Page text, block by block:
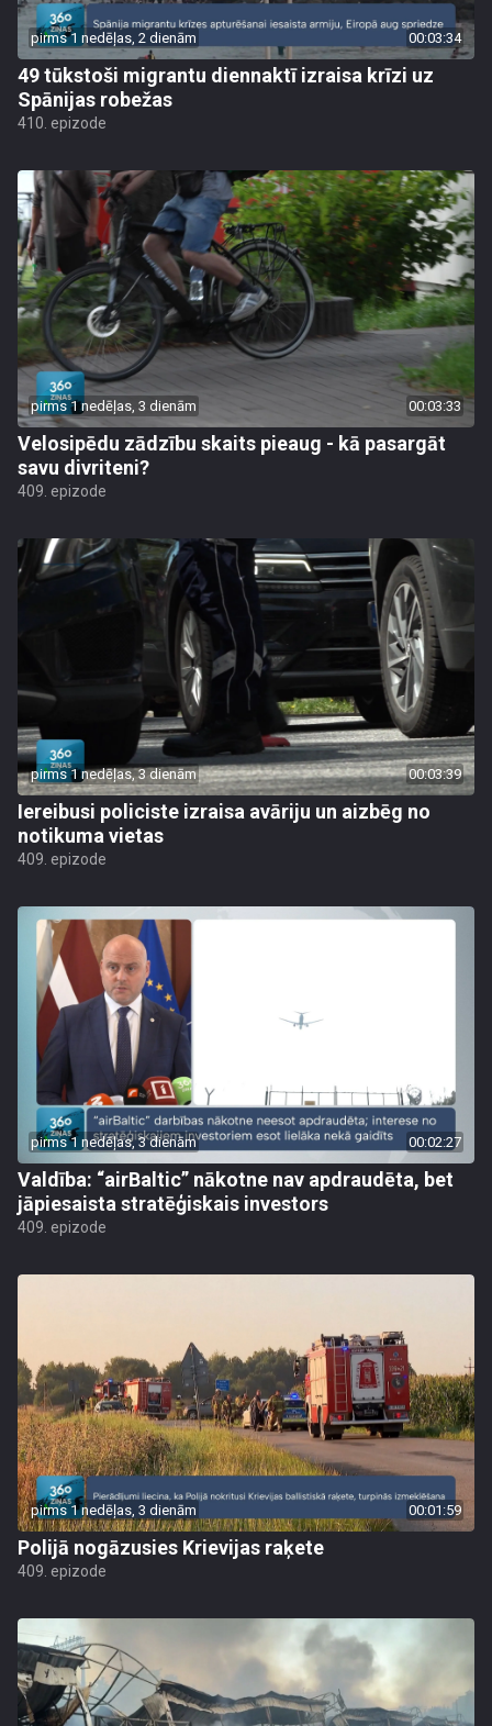
pirms 1 nedēļas, 2 dienām 00:03:34
49 tūkstoši migrantu diennaktī izraisa krīzi uz
Spānijas robežas
410. epizode
pirms 1 nedēļas, 3 dienām 00:03:33
Velosipēdu zādzību skaits pieaug - kā pasargāt
savu divriteni?
409. epizode
pirms 1 nedēļas, 3 dienām 00:03:39
Iereibusi policiste izraisa avāriju un aizbēg no
notikuma vietas
409. epizode
pirms 1 nedēļas, 3 dienām 00:02:27
Valdība: “airBaltic” nākotne nav apdraudēta, bet
jāpiesaista stratēģiskais investors
409. epizode
pirms 1 nedēļas, 3 dienām 00:01:59
Polijā nogāzusies Krievijas raķete
409. epizode